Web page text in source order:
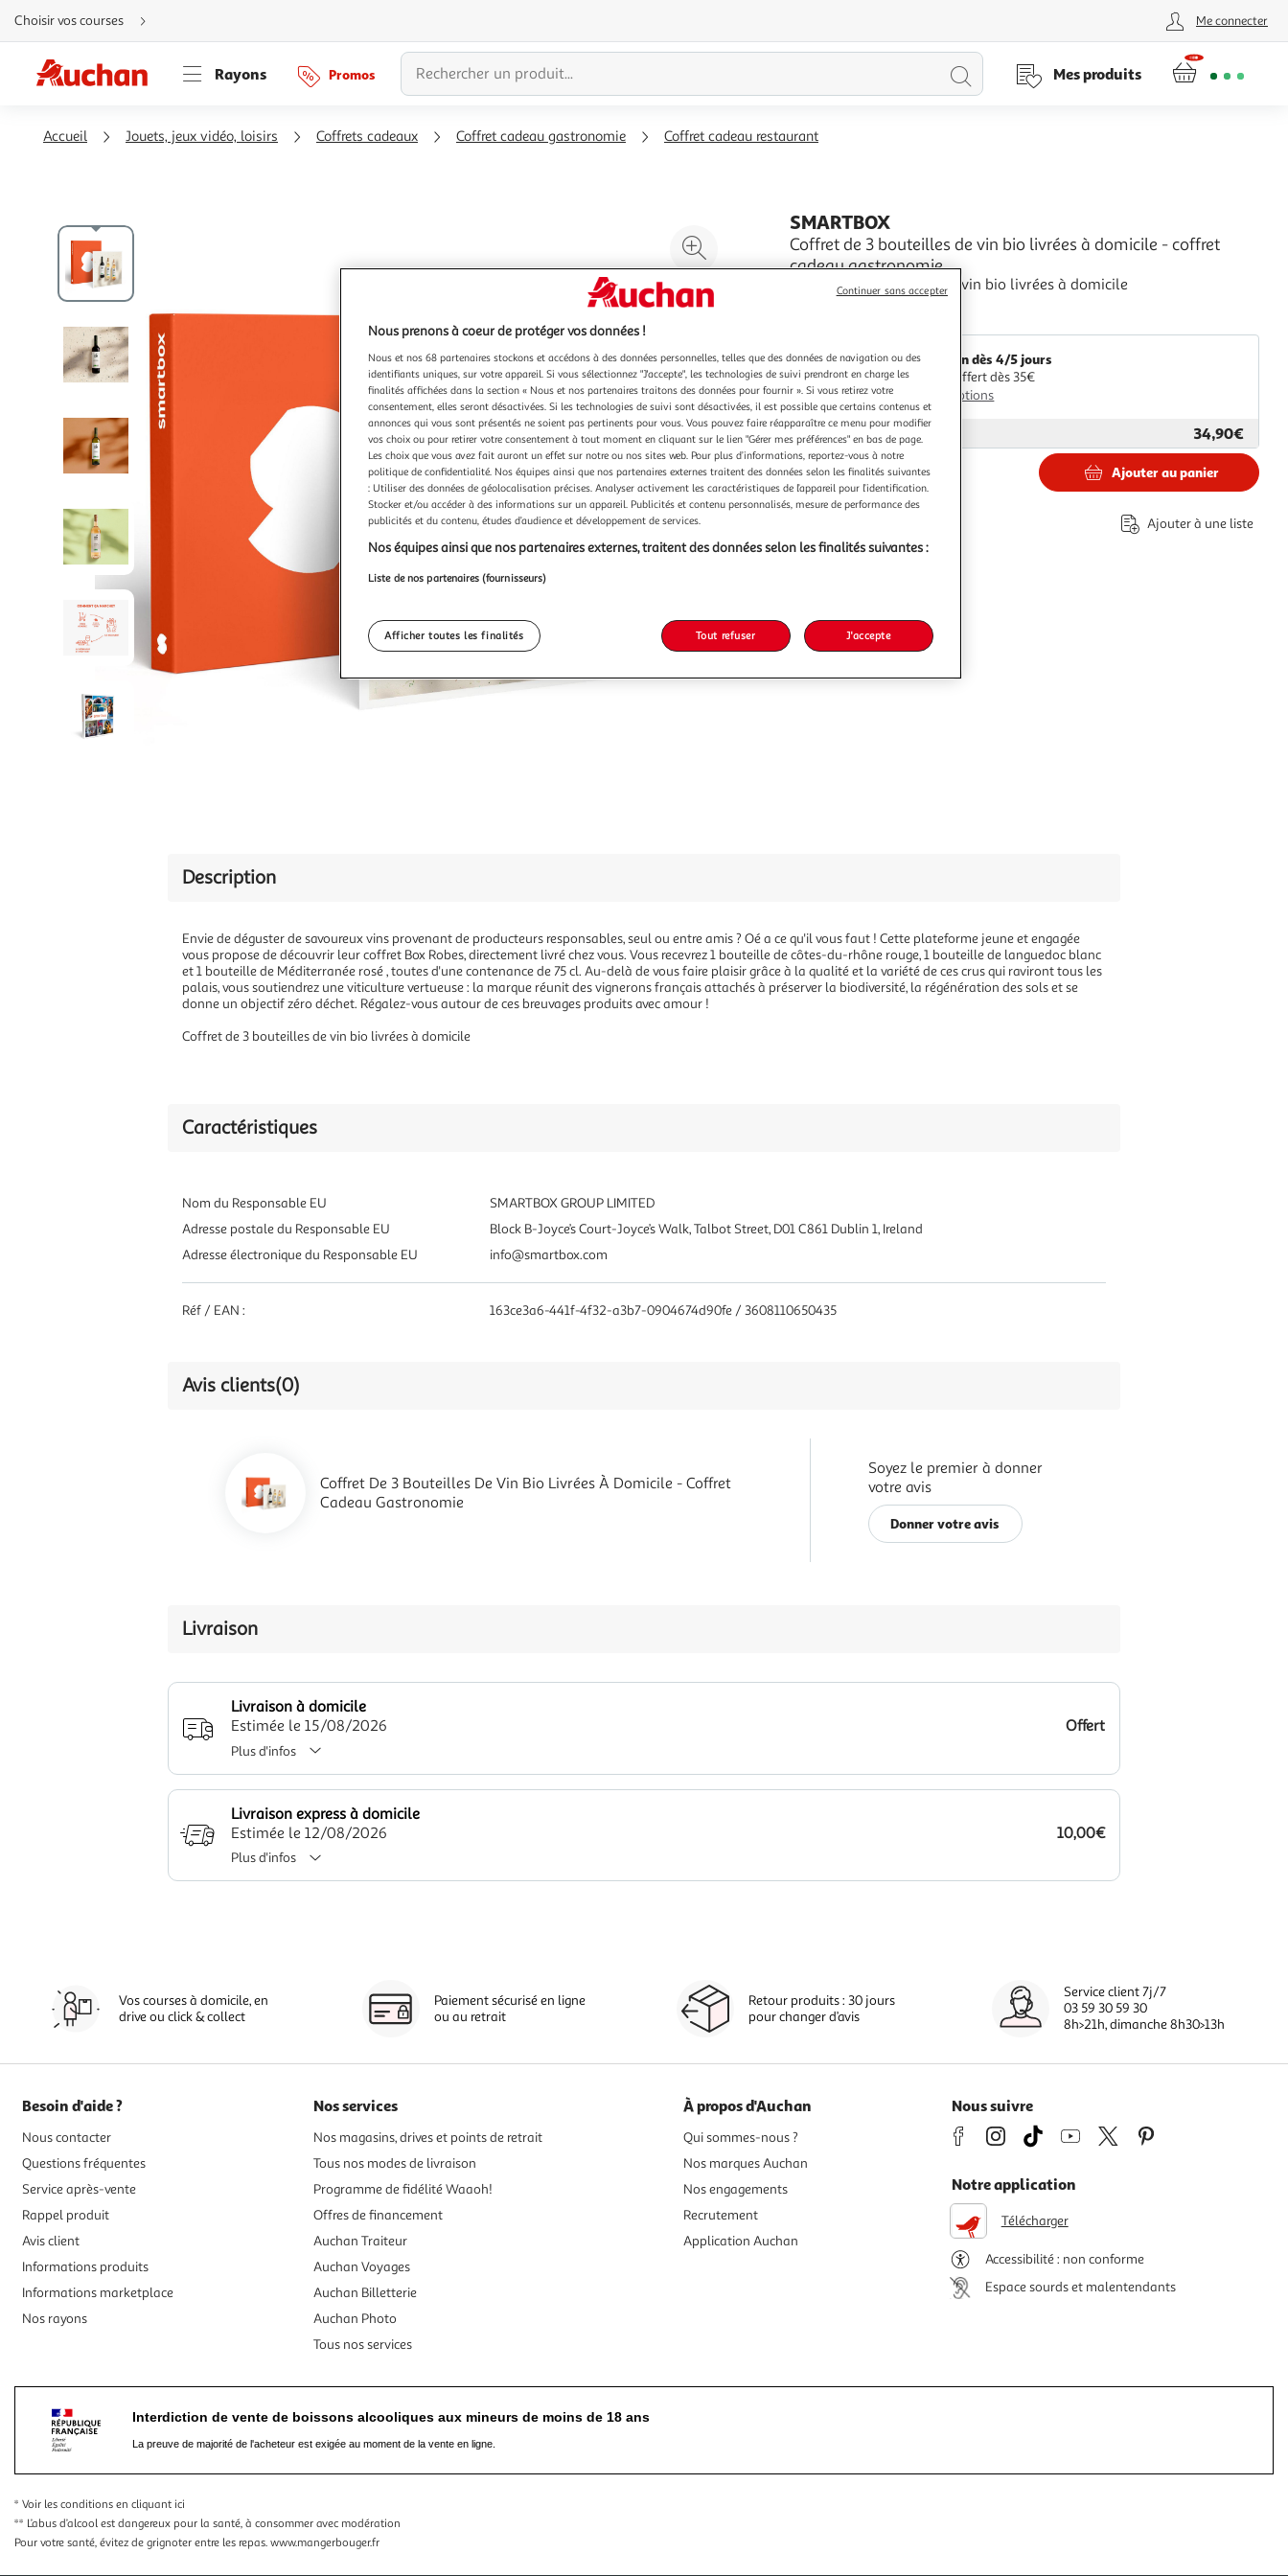
Aller
directement
au
Aller
directement
à
Aller
directement
rubrique
Choisir vos courses Me connecter
Rayons Promos
Lancer
Mes produits
Accueil Jouets, jeux vidéo, loisirs Coffrets cadeaux Coffret cadeau gastronomie Coffret cadeau restaurant
Agrandir
l'illustration
à
Réduire
100
%
le
produit
SMARTBOX
Coffret de 3 bouteilles de vin bio livrées à domicile - coffret
cadeau gastronomie
Coffret de 3 bouteilles de vin bio livrées à domicile
Livraison dès 4/5 jours
Retrait offert dès 35€
Plus d'options
Vendu par Smartbox 34,90€
34,90€
Ajouter au panier
Ajouter à une liste
Description
Envie de déguster de savoureux vins provenant de producteurs responsables, seul ou entre amis ? Oé a ce qu'il vous faut ! Cette plateforme jeune et engagée
vous propose de découvrir leur coffret Box Robes, directement livré chez vous. Vous recevrez 1 bouteille de côtes-du-rhône rouge, 1 bouteille de languedoc blanc
et 1 bouteille de Méditerranée rosé , toutes d'une contenance de 75 cl. Au-delà de vous faire plaisir grâce à la qualité et la variété de ces crus qui raviront tous les
palais, vous soutiendrez une viticulture vertueuse : la marque réunit des vignerons français attachés à préserver la biodiversité, la régénération des sols et se
donne un objectif zéro déchet. Régalez-vous autour de ces breuvages produits avec amour !
Coffret de 3 bouteilles de vin bio livrées à domicile
Caractéristiques
Nom du Responsable EU
SMARTBOX GROUP LIMITED
Adresse postale du Responsable EU
Block B-Joyce’s Court-Joyce’s Walk, Talbot Street, D01 C861 Dublin 1, Ireland
Adresse électronique du Responsable EU
info@smartbox.com
Réf / EAN : 163ce3a6-441f-4f32-a3b7-0904674d90fe / 3608110650435
Avis clients(0)
Coffret De 3 Bouteilles De Vin Bio Livrées À Domicile - Coffret
Cadeau Gastronomie
Soyez le premier à donner
votre avis
Donner votre avis
Livraison
Livraison à domicile
Estimée le 15/08/2026
Offert
Plus d'infos
Livraison express à domicile
Estimée le 12/08/2026
10,00€
Plus d'infos
Vos courses à domicile, en
drive ou click & collect
Paiement sécurisé en ligne
ou au retrait
Retour produits : 30 jours
pour changer d’avis
Service client 7j/7
03 59 30 59 30
8h>21h, dimanche 8h30>13h
Besoin d'aide ?
Nous contacter
Questions fréquentes
Service après-vente
Rappel produit
Avis client
Informations produits
Informations marketplace
Nos rayons
Nos services
Nos magasins, drives et points de retrait
Tous nos modes de livraison
Programme de fidélité Waaoh!
Offres de financement
Auchan Traiteur
Auchan Voyages
Auchan Billetterie
Auchan Photo
Tous nos services
À propos d'Auchan
Qui sommes-nous ?
Nos marques Auchan
Nos engagements
Recrutement
Application Auchan
Nous suivre
Notre application
Télécharger
Accessibilité : non conforme
Espace sourds et malentendants
Interdiction de vente de boissons alcooliques aux mineurs de moins de 18 ans
La preuve de majorité de l'acheteur est exigée au moment de la vente en ligne.
* Voir les conditions en cliquant ici
** L’abus d’alcool est dangereux pour la santé, à consommer avec modération
Pour votre santé, évitez de grignoter entre les repas. www.mangerbouger.fr
Nous prenons à coeur de protéger vos données !
Nous et nos 68 partenaires stockons et accédons à des données personnelles, telles que des données de navigation ou des
identifiants uniques, sur votre appareil. Si vous sélectionnez "J'accepte", les technologies de suivi prendront en charge les
finalités affichées dans la section « Nous et nos partenaires traitons des données pour fournir ». Si vous retirez votre
consentement, elles seront désactivées. Si les technologies de suivi sont désactivées, il est possible que certains contenus et
annonces qui vous sont présentés ne soient pas pertinents pour vous. Vous pouvez faire réapparaître ce menu pour modifier
vos choix ou pour retirer votre consentement à tout moment en cliquant sur le lien "Gérer mes préférences" en bas de page.
Les choix que vous avez fait auront un effet sur notre ou nos sites web. Pour plus d’informations, reportez-vous à notre
politique de confidentialité. Nos équipes ainsi que nos partenaires externes traitent des données selon les finalités suivantes
: Utiliser des données de géolocalisation précises. Analyser activement les caractéristiques de l’appareil pour l’identification.
Stocker et/ou accéder à des informations sur un appareil. Publicités et contenu personnalisés, mesure de performance des
publicités et du contenu, études d’audience et développement de services.
Nos équipes ainsi que nos partenaires externes, traitent des données selon les finalités suivantes :
Liste de nos partenaires (fournisseurs)
Afficher toutes les finalités Tout refuser J'accepte
Continuer sans accepter